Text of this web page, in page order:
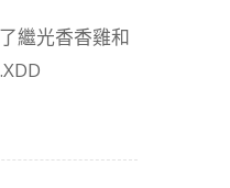
繼光香香雞和